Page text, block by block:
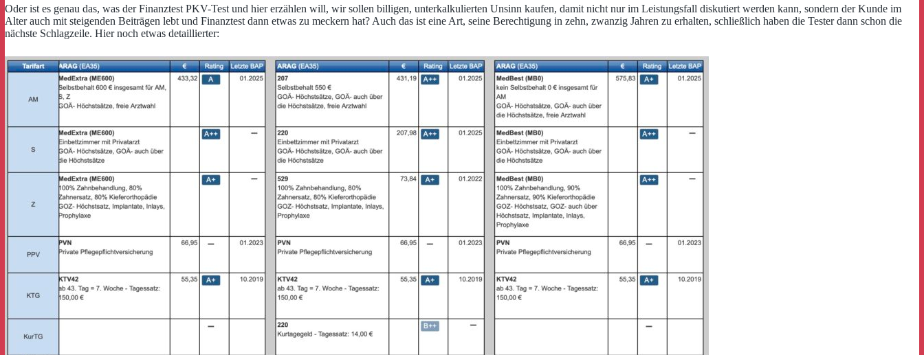
Oder ist es genau das, was der Finanztest PKV-Test und hier erzählen will, wir sollen billigen, unterkalkulierten Unsinn kaufen, damit nicht nur im Leistungsfall diskutiert werden kann, sondern der Kunde im
Alter auch mit steigenden Beiträgen lebt und Finanztest dann etwas zu meckern hat? Auch das ist eine Art, seine Berechtigung in zehn, zwanzig Jahren zu erhalten, schließlich haben die Tester dann schon die
nächste Schlagzeile. Hier noch etwas detaillierter: